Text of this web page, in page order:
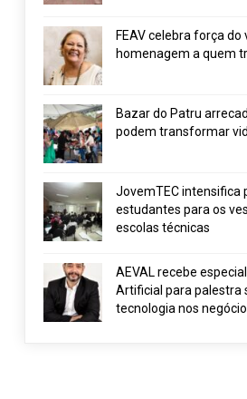
FEAV celebra força
homenagem a quem
Bazar do Patru
podem transformar
JovemTEC intensifica
estudantes para os
escolas técnicas
AEVAL recebe
Artificial para palestra
tecnologia nos